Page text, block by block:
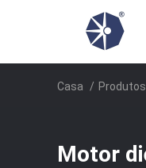
Casa / Produtos
Motor